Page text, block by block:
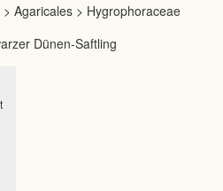
Agaricales > Hygrophoraceae
Dünen-Saftling